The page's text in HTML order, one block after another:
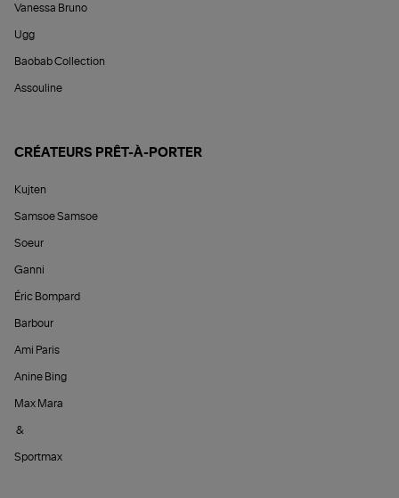
Vanessa Bruno
Ugg
Baobab Collection
Assouline
CRÉATEURS PRÊT-À-PORTER
Kujten
Samsoe Samsoe
Soeur
Ganni
Éric Bompard
Barbour
Ami Paris
Anine Bing
Max Mara
&
Sportmax